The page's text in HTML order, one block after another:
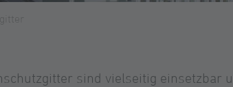
sind vielseitig einsetzbar